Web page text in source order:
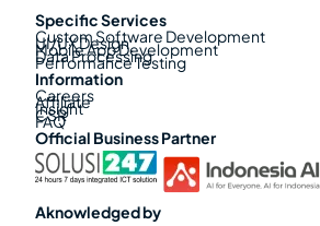
Specific Services
Custom Software Development
UI/UX Design
Mobile App Development
Data Processing
Performance Testing
Information
Careers
Affiliate
Insight
CSR
FAQ
Official Business Partner
Aknowledged by